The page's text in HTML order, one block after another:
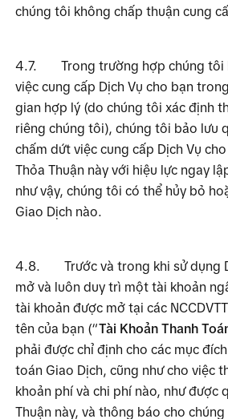
chúng tôi không chấp thuận cung
4.7.
Trong trường hợp chúng tôi
việc cung cấp Dịch Vụ cho bạn
gian hợp lý (do chúng tôi xác định
riêng chúng tôi), chúng tôi bảo lưu
chấm dứt việc cung cấp Dịch Vụ
Thỏa Thuận này với hiệu lực ngay
như vậy, chúng tôi có thể hủy bỏ
Giao Dịch nào.
4.8.
Trước và trong khi sử dụng
mở và luôn duy trì một tài khoản
tài khoản được mở tại các
tên của bạn (“Tài Khoản Thanh
phải được chỉ định cho các mục
toán Giao Dịch, cũng như cho việc
khoản phí và chi phí nào, như được
Thuận này, và thông báo cho